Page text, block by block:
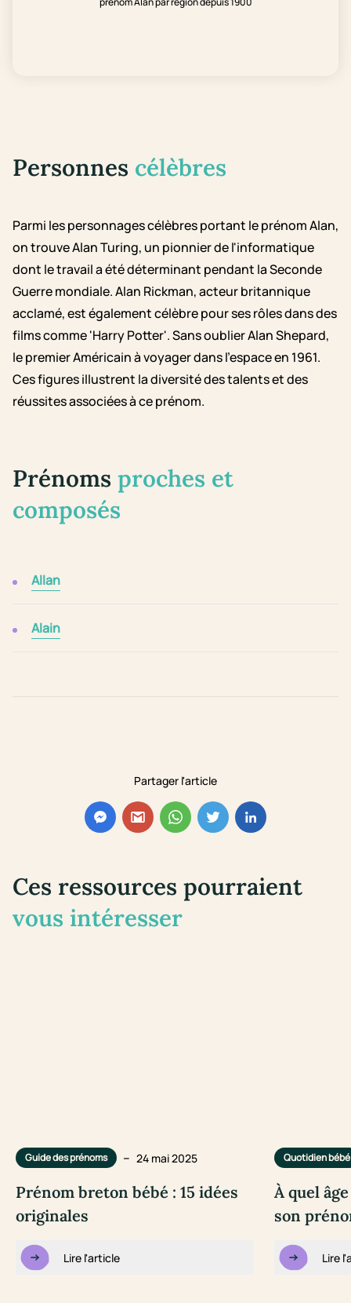
Partager l'article
Personnes célèbres
Parmi les personnages célèbres portant le prénom Alan,
on trouve Alan Turing, un pionnier de l'informatique
dont le travail a été déterminant pendant la Seconde
Guerre mondiale. Alan Rickman, acteur britannique
acclamé, est également célèbre pour ses rôles dans des
films comme 'Harry Potter'. Sans oublier Alan Shepard,
le premier Américain à voyager dans l'espace en 1961.
Ces figures illustrent la diversité des talents et des
réussites associées à ce prénom.
Prénoms proches et
composés
Allan
Alain
Ces ressources pourraient
vous intéresser
Guide des prénoms – 24 mai 2025
Prénom breton bébé : 15 idées
originales
Lire l'article
Quotidien bébé
À quel
son
Lire